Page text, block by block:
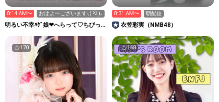
8:14 AM〜 おはよーございます⸜( ᐛ )⸝
明るい不幸ﾊｹﾞ娘❤へらって♡ちびっ
8:31 AM〜 朝配信
衣笠彩実（NMB48）
170 168